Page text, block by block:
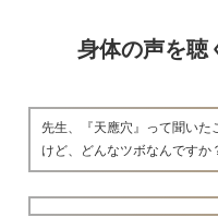
身体の声を聴
先生、『天應穴』って聞いた
けど、どんなツボなんですか